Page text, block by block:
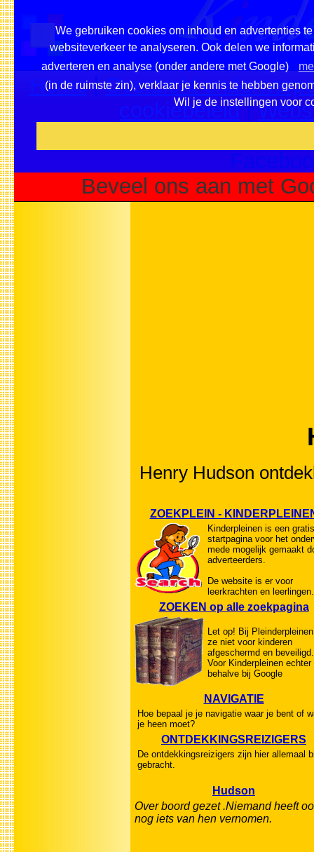
We gebruiken cookies om inhoud en advertenties
websiteverkeer te analyseren. Ook delen we
adverteren en analyse (onder andere met Google)
(in de ruimste zin), verklaar je kennis te hebben
Wil je de instellingen voor
Home|Overzicht
cookiebeleid|
Beveel ons aan met
Henry Hudson
ZOEKPLEIN -
Kinderpleinen is een gratis
startpagina voor het
mede mogelijk gemaakt
adverteerders.
De website is er voor
leerkrachten en leerlingen.
ZOEKEN op alle zoekpagina
Let op! Bij
ze niet voor kinderen
afgeschermd en beveiligd.
Voor Kinderpleinen echter
behalve bij Google
NAVIGATIE
Hoe bepaal je je navigatie waar je bent of
je heen moet?
ONTDEKKINGSREIZIGERS
De ontdekkingsreizigers zijn hier allemaal
gebracht.
Hudson
Over boord gezet .Niemand heeft
nog iets van hen vernomen.